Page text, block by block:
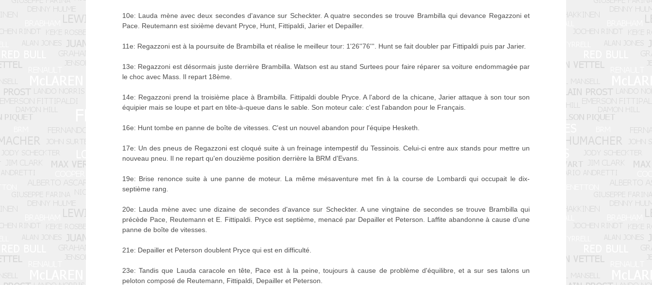
10e: Lauda mène avec deux secondes d'avance sur Scheckter. A quatre secondes se trouve Brambilla qui devance Regazzoni et
Pace. Reutemann est sixième devant Pryce, Hunt, Fittipaldi, Jarier et Depailler.
11e: Regazzoni est à la poursuite de Brambilla et réalise le meilleur tour: 1'26''76'''. Hunt se fait doubler par Fittipaldi puis par Jarier.
13e: Regazzoni est désormais juste derrière Brambilla. Watson est au stand Surtees pour faire réparer sa voiture endommagée par
le choc avec Mass. Il repart 18ème.
14e: Regazzoni prend la troisième place à Brambilla. Fittipaldi double Pryce. A l'abord de la chicane, Jarier attaque à son tour son
équipier mais se loupe et part en tête-à-queue dans le sable. Son moteur cale: c'est l'abandon pour le Français.
16e: Hunt tombe en panne de boîte de vitesses. C'est un nouvel abandon pour l'équipe Hesketh.
17e: Un des pneus de Regazzoni est cloqué suite à un freinage intempestif du Tessinois. Celui-ci entre aux stands pour mettre un
nouveau pneu. Il ne repart qu'en douzième position derrière la BRM d'Evans.
19e: Brise renonce suite à une panne de moteur. La même mésaventure met fin à la course de Lombardi qui occupait le dix-
septième rang.
20e: Lauda mène avec une dizaine de secondes d'avance sur Scheckter. A une vingtaine de secondes se trouve Brambilla qui
précède Pace, Reutemann et E. Fittipaldi. Pryce est septième, menacé par Depailler et Peterson. Laffite abandonne à cause d'une
panne de boîte de vitesses.
21e: Depailler et Peterson doublent Pryce qui est en difficulté.
23e: Tandis que Lauda caracole en tête, Pace est à la peine, toujours à cause de problème d'équilibre, et a sur ses talons un
peloton composé de Reutemann, Fittipaldi, Depailler et Peterson.